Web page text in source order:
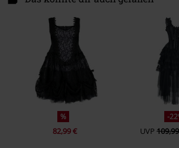
Netherlands
info@sinister.nl
%
82,99 €
-
UVP